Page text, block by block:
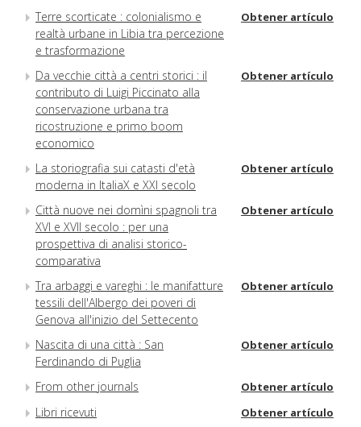
Terre scorticate : colonialismo e
realtà urbane in Libia tra percezione
e trasformazione
Obtener artículo
Da vecchie città a centri storici : il
contributo di Luigi Piccinato alla
conservazione urbana tra
ricostruzione e primo boom
economico
Obtener artículo
La storiografia sui catasti d'età
moderna in ItaliaX e XXI secolo
Obtener artículo
Città nuove nei domìni spagnoli tra
XVI e XVII secolo : per una
prospettiva di analisi storico-
comparativa
Obtener artículo
Tra arbaggi e vareghi : le manifatture
tessili dell'Albergo dei poveri di
Genova all'inizio del Settecento
Obtener artículo
Nascita di una città : San
Ferdinando di Puglia
Obtener artículo
From other journals Obtener artículo
Libri ricevuti Obtener artículo